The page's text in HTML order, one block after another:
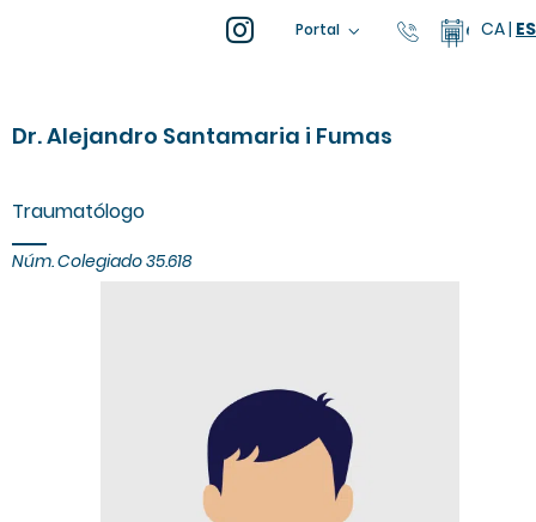
Portal 93 805 04
CA| ES
Dr. Alejandro Santamaria i Fumas
Traumatólogo
Núm. Colegiado 35.618